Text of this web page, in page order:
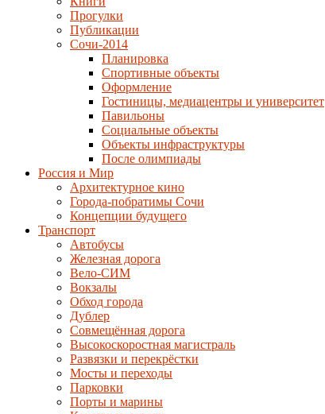
Прогулки
Публикации
Сочи-2014
Планировка
Спортивные объекты
Оформление
Гостиницы, медиацентры и университет
Павильоны
Социальные объекты
Объекты инфраструктуры
После олимпиады
Россия и Мир
Архитектурное кино
Города-побратимы Сочи
Концепции будущего
Транспорт
Автобусы
Железная дорога
Вело-СИМ
Вокзалы
Обход города
Дублер
Совмещённая дорога
Высокоскоростная магистраль
Развязки и перекрёстки
Мосты и переходы
Парковки
Порты и марины